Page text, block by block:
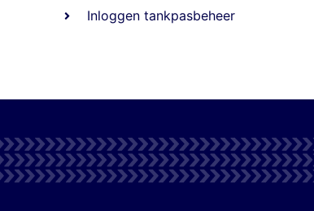
Inloggen tankpasbeheer